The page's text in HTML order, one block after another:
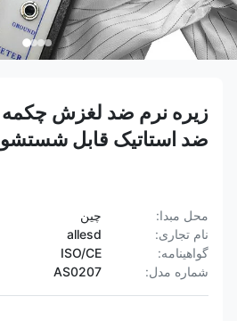
ضد استاتیک قابل شستشو
محل مبدا:
چین
نام تجاری:
allesd
گواهینامه:
ISO/CE
شماره مدل:
AS0207